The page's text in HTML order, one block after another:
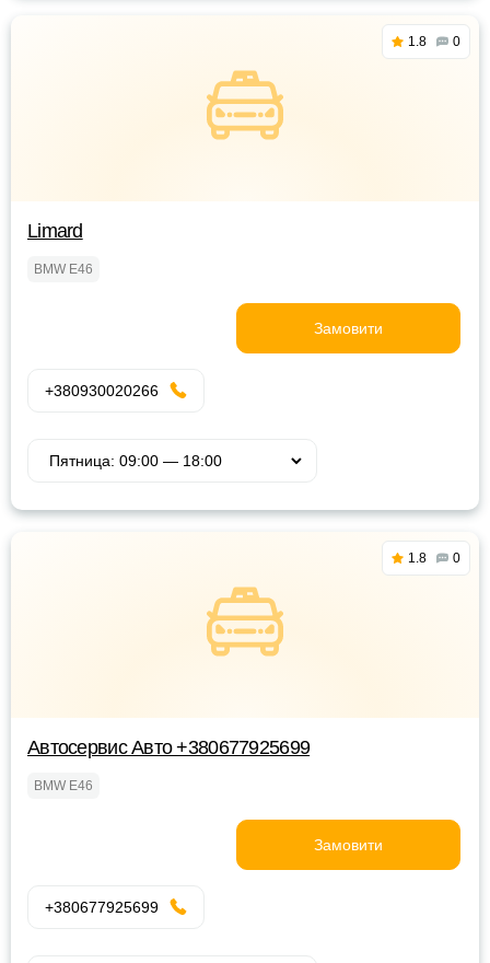
1.8 0
Limard
BMW E46
Замовити
+380930020266
1.8 0
Автосервис Авто +380677925699
BMW E46
Замовити
+380677925699